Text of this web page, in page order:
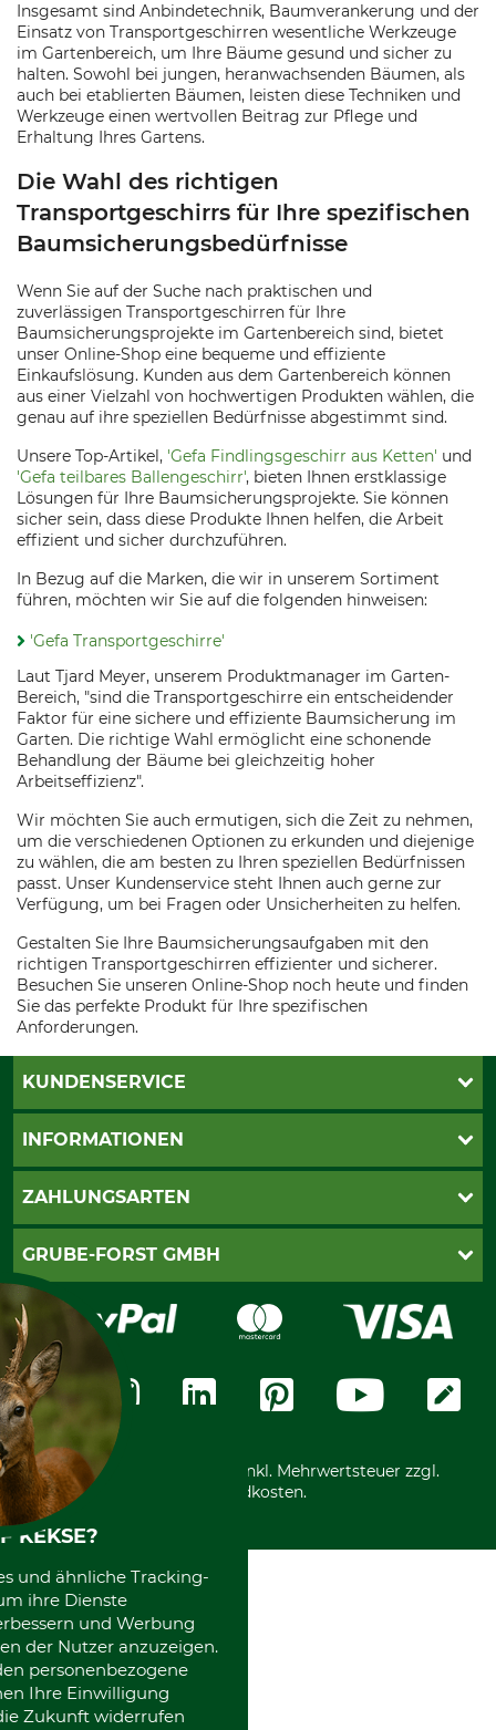
Insgesamt sind Anbindetechnik, Baumverankerung und der
Einsatz von Transportgeschirren wesentliche Werkzeuge
im Gartenbereich, um Ihre Bäume gesund und sicher zu
halten. Sowohl bei jungen, heranwachsenden Bäumen, als
auch bei etablierten Bäumen, leisten diese Techniken und
Werkzeuge einen wertvollen Beitrag zur Pflege und
Erhaltung Ihres Gartens.
Die Wahl des richtigen
Transportgeschirrs für Ihre spezifischen
Baumsicherungsbedürfnisse
Wenn Sie auf der Suche nach praktischen und
zuverlässigen Transportgeschirren für Ihre
Baumsicherungsprojekte im Gartenbereich sind, bietet
unser Online-Shop eine bequeme und effiziente
Einkaufslösung. Kunden aus dem Gartenbereich können
aus einer Vielzahl von hochwertigen Produkten wählen, die
genau auf ihre speziellen Bedürfnisse abgestimmt sind.
Unsere Top-Artikel, 'Gefa Findlingsgeschirr aus Ketten' und
'Gefa teilbares Ballengeschirr', bieten Ihnen erstklassige
Lösungen für Ihre Baumsicherungsprojekte. Sie können
sicher sein, dass diese Produkte Ihnen helfen, die Arbeit
effizient und sicher durchzuführen.
In Bezug auf die Marken, die wir in unserem Sortiment
führen, möchten wir Sie auf die folgenden hinweisen:
'Gefa Transportgeschirre'
Laut Tjard Meyer, unserem Produktmanager im Garten-
Bereich, "sind die Transportgeschirre ein entscheidender
Faktor für eine sichere und effiziente Baumsicherung im
Garten. Die richtige Wahl ermöglicht eine schonende
Behandlung der Bäume bei gleichzeitig hoher
Arbeitseffizienz".
Wir möchten Sie auch ermutigen, sich die Zeit zu nehmen,
um die verschiedenen Optionen zu erkunden und diejenige
zu wählen, die am besten zu Ihren speziellen Bedürfnissen
passt. Unser Kundenservice steht Ihnen auch gerne zur
Verfügung, um bei Fragen oder Unsicherheiten zu helfen.
Gestalten Sie Ihre Baumsicherungsaufgaben mit den
richtigen Transportgeschirren effizienter und sicherer.
Besuchen Sie unseren Online-Shop noch heute und finden
Sie das perfekte Produkt für Ihre spezifischen
Anforderungen.
KUNDENSERVICE
Katalogbestellung
INFORMATIONEN
AGB
Widerrufsrecht
Widerrufsformular
Datenschutz
Zahlungsarten
ZAHLUNGSARTEN
PayPal
Kreditkarte
Rechnung
Vorkasse
GRUBE-FORST GMBH
Karriere
Über uns
Messetermine
Community
International
*Alle Preise in Euro und inkl. Mehrwertsteuer zzgl.
Versandkosten.
KEKSE?
und ähnliche Tracking-
ihre Dienste
und Werbung
der Nutzer anzuzeigen.
personenbezogene
Ihre Einwilligung
Zukunft widerrufen